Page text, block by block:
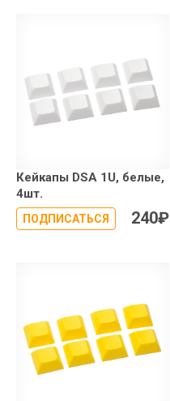
Кейкапы DSA 1U, белые,
4шт.
ПОДПИСАТЬСЯ 240₽